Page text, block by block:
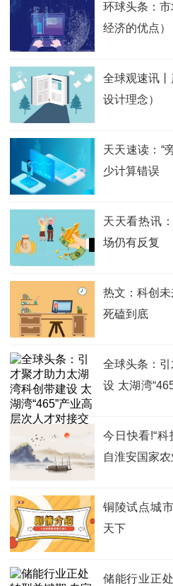
环球头条：
经济的优点）
全球观速讯
设计理念）
天天速读：“
少计算错误
天天看热讯
场仍有反复
热文：科创
死磕到底
全球头条：
设 太湖湾
今日快看!“
自淮安国家
铜陵试点城
天下
储能行业正